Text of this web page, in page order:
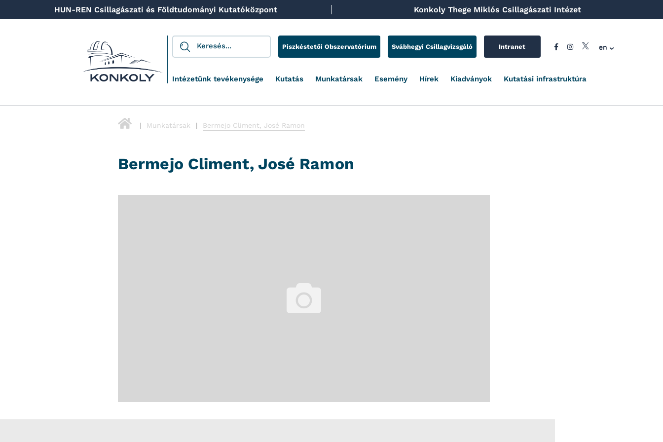
HUN-REN Csillagászati és Földtudományi Kutatóközpont Konkoly Thege Miklós Csillagászati Intézet
Piszkéstetői Obszervatórium Svábhegyi Csillagvizsgáló Intranet en
Intézetünk tevékenysége Kutatás Munkatársak Esemény Hírek Kiadványok Kutatási infrastruktúra
Munkatársak Bermejo Climent, José Ramon
Bermejo Climent, José Ramon